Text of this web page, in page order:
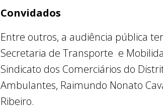
Convidados
Entre outros, a audiência pública
Secretaria de Transporte e
Sindicato dos Comerciários do
Ambulantes, Raimundo Nonato
Ribeiro.